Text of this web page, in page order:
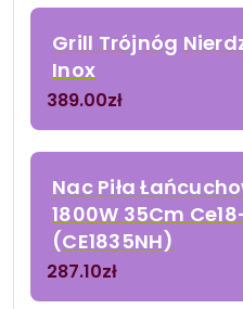
Grill Trójnóg
Inox
389.00zł
Nac Piła
1800W 35Cm
(CE1835NH)
287.10zł